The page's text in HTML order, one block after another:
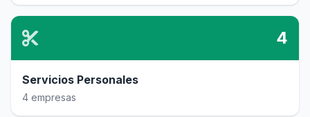
4
Servicios Personales
4 empresas